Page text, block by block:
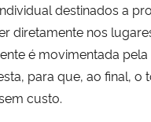
destinados a
diretamente nos
é movimentada
para que, ao final,
custo.